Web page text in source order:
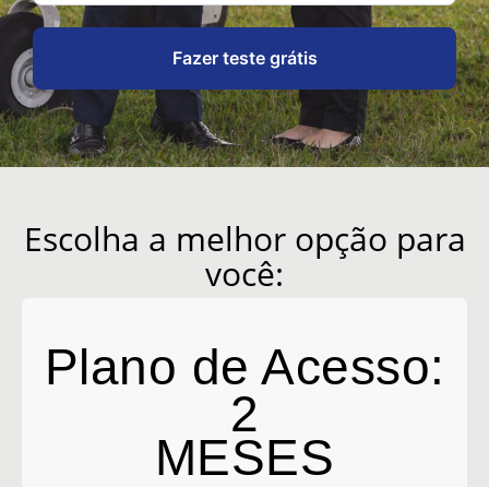
Fazer teste grátis
Escolha a melhor opção para
você:
Plano de Acesso:
2
MESES